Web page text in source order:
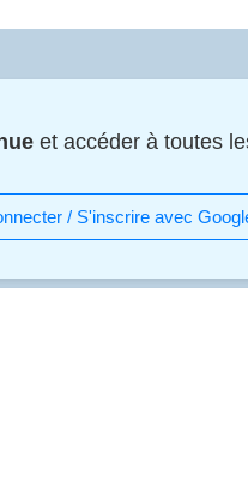
et accéder à toutes
/ S'inscrire avec